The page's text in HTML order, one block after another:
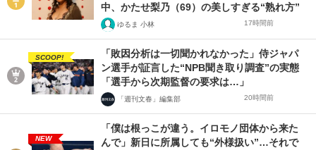
中、かたせ梨乃（69）の美しすぎる“熟れ方”
ゆるま 小林 17時間前
SCOOP!
「敗因分析は一切聞かれなかった」侍ジャパ
ン選手が証言した“NPB聞き取り調査”の実態
「選手から次期監督の要求は…」
「週刊文春」編集部 20時間前
NEW
「僕は根っこが違う。イロモノ団体から来た
んで」新日に所属しても“外様扱い”…それで